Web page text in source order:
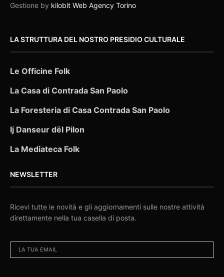
Gestione by kilobit Web Agency Torino
LA STRUTTURA DEL NOSTRO PRESIDIO CULTURALE
Le Officine Folk
La Casa di Contrada San Paolo
La Foresteria di Casa Contrada San Paolo
Ij Danseur dël Pilon
La Mediateca Folk
NEWSLETTER
Ricevi tutte le novità e gli aggiornamenti sulle nostre attività
direttamente nella tua casella di posta.